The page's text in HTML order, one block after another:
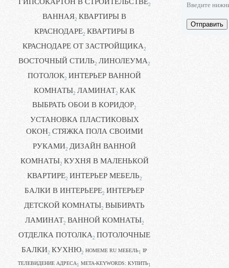
2
ВАННАЯ2 КВАРТИРЫ В
КРАСНОДАРЕ2 КВАРТИРЫ В
КРАСНОДАРЕ ОТ ЗАСТРОЙЩИКА2
ВОСТОЧНЫЙ СТИЛЬ2 ЛИНОЛЕУМА2
ПОТОЛОК2 ИНТЕРЬЕР ВАННОЙ
КОМНАТЫ2 ЛАМИНАТ2 КАК
ВЫБРАТЬ ОБОИ В КОРИДОР2
УСТАНОВКА ПЛАСТИКОВЫХ
ОКОН2 СТЯЖКА ПОЛА СВОИМИ
РУКАМИ2 ДИЗАЙН ВАННОЙ
КОМНАТЫ2 КУХНЯ В МАЛЕНЬКОЙ
КВАРТИРЕ2 ИНТЕРЬЕР МЕБЕЛЬ2
БАЛКИ В ИНТЕРЬЕРЕ2 ИНТЕРЬЕР
ДЕТСКОЙ КОМНАТЫ2 ВЫБИРАТЬ
ЛАМИНАТ2 ВАННОЙ КОМНАТЫ2
ОТДЕЛКА ПОТОЛКА2 ПОТОЛОЧНЫЕ
БАЛКИ2 КУХНЮ2 HOMEME RU МЕБЕЛЬ1 IP
ТЕЛЕВИДЕНИЕ АДРЕСА 1 META-KEYWORDS: КУПИТЬ1
Введите
Отправить